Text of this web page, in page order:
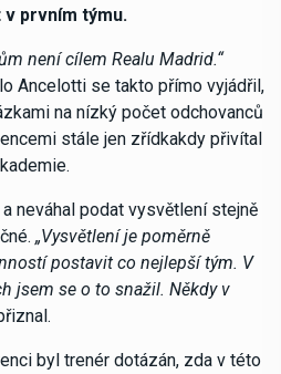
prvním týmu.
není cílem Realu Madrid.“
Ancelotti se takto přímo vyjádřil,
na nízký počet odchovanců
stále jen zřídkakdy přivítal
neváhal podat vysvětlení stejně
„Vysvětlení je poměrně
postavit co nejlepší tým. V
jsem se o to snažil. Někdy v
byl trenér dotázán, zda v této